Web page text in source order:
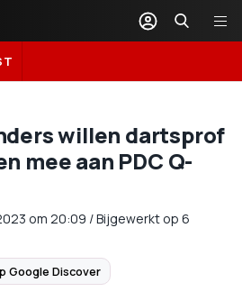
willen dartsprof
mee aan PDC Q-
om 20:09 /Bijgewerkt op 6
Google Discover